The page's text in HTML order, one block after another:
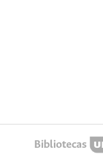
Bibliotecas